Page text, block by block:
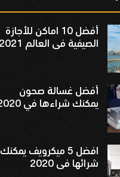
أفضل 10 اماكن للأجازة
الصيفية فى العالم 2021
أفضل غسالة صحون
يمكنك شراءها في 2020
افضل 5 ميكرويف يمكنك
شرائها فى 2020